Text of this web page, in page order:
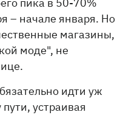
– начале января. Но
магазины,
моде", не
идти уж
устраивая